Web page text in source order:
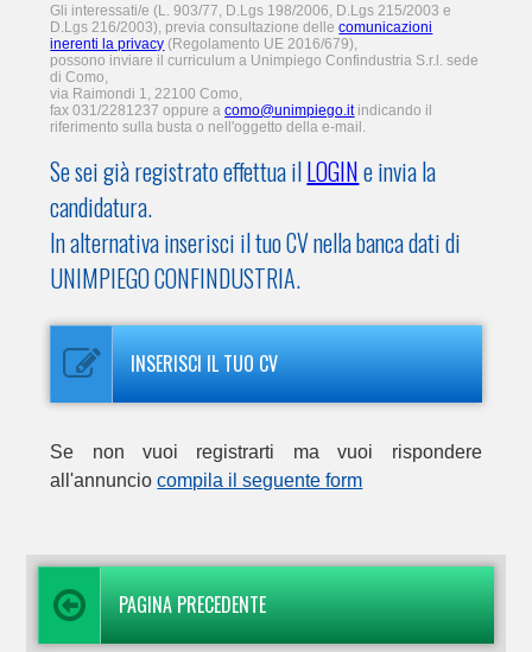
Gli interessati/e (L. 903/77, D.Lgs 198/2006, D.Lgs 215/2003 e
D.Lgs 216/2003), previa consultazione dellecomunicazioni
inerenti la privacy (Regolamento UE 2016/679),
possono inviare il curriculum a Unimpiego Confindustria S.r.l. sede
di Como,
via Raimondi 1, 22100 Como,
fax 031/2281237 oppure acomo@unimpiego.itindicando il
riferimento sulla busta o nell'oggetto della e-mail.
Se sei già registrato effettua ilLOGINe invia la
candidatura.
In alternativa inserisci il tuo CV nella banca dati di
UNIMPIEGO CONFINDUSTRIA.
INSERISCI IL TUO CV
Se non vuoi registrarti ma vuoi rispondere
all'annunciocompila il seguente form
PAGINA PRECEDENTE